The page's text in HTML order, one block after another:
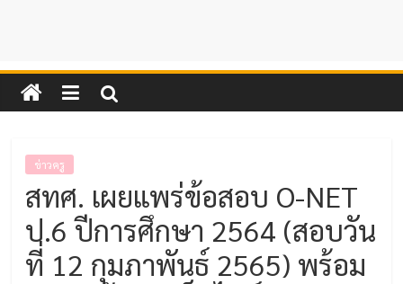
ข่าวครู
สทศ. เผยแพร่ข้อสอบ O-NET
ป.6 ปีการศึกษา 2564 (สอบวัน
ที่ 12 กุมภาพันธ์ 2565) พร้อม